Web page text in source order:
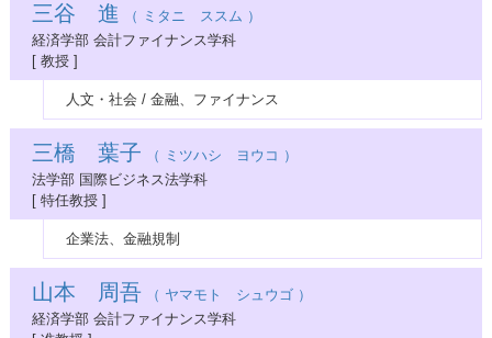
三谷 進
（ ミタニ ススム ）
経済学部 会計ファイナンス学科
[ 教授 ]
人文・社会 / 金融、ファイナンス
三橋 葉子 （ ミツハシ ヨウコ ）
法学部 国際ビジネス法学科
[ 特任教授 ]
企業法、金融規制
山本 周吾 （ ヤマモト シュウゴ ）
経済学部 会計ファイナンス学科